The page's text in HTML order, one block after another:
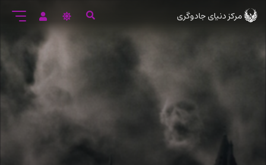
ورود
اصلی
مرکز دنیای جادوگری